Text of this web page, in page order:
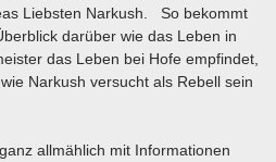
Liebsten Narkush. So bekommt
darüber wie das Leben in
das Leben bei Hofe empfindet,
Narkush versucht als Rebell sein
allmählich mit Informationen